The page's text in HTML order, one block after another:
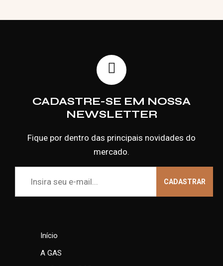
CADASTRE-SE EM NOSSA
NEWSLETTER
Fique por dentro das principais novidades do
mercado.
Início
A GAS